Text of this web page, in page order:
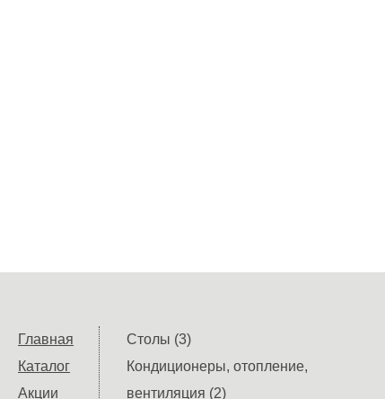
Главная
Каталог
Акции
Столы (3)
Кондиционеры, отопление,
вентиляция (2)